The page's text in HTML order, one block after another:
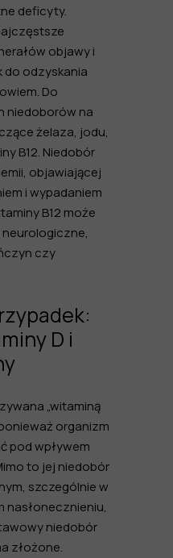
deficyty.
objawyi
do odzyskania
Do
niedoborów na
żelaza, jodu,
B12. Niedobór
objawiającej
i wypadaniem
B12 może
czy
D i
„witaminą
organizm
pod wpływem
to jej niedobór
szczególnie w
nasłonecznieniu,
niedobór
złożone.